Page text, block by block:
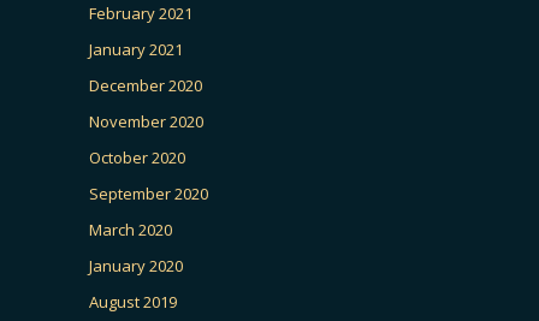
February 2021
January 2021
December 2020
November 2020
October 2020
September 2020
March 2020
January 2020
August 2019